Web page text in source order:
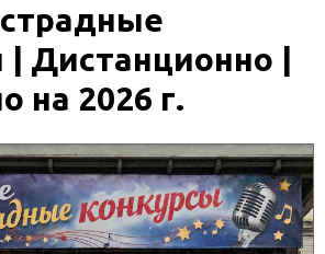
Дистанционно |
на 2026 г.